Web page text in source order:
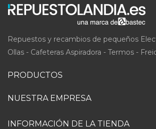
Repuestos y recambios de pequeños
Ollas - Cafeteras Aspiradora - Termos -
PRODUCTOS
NUESTRA EMPRESA
INFORMACIÓN DE LA TIENDA